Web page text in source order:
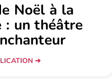
Noël à la
: un théâtre
➜